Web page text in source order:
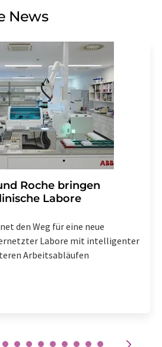
Mail kontaktieren. Ihre
ohne Angabe von
E-Mail unter
Wirkung für die Zukunft
jeder E-Mail ein Link zur
Newsletters
News
Roche bringen
Labore
den Weg für eine neue
Labore mit intelligenter
Arbeitsabläufen